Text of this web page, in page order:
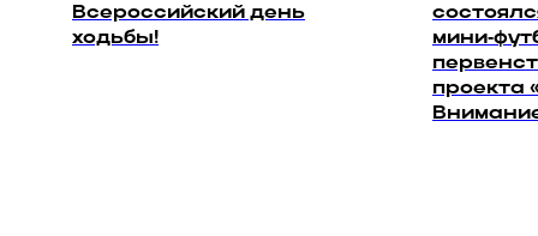
Всероссийский день
ходьбы!
проекта